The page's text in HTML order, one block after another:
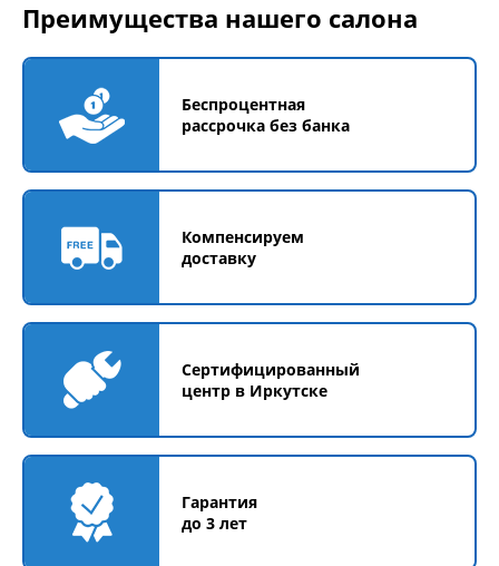
Преимущества нашего салона
Беспроцентная
рассрочка без банка
Компенсируем
доставку
Сертифицированный
центр в Иркутске
Гарантия
до 3 лет